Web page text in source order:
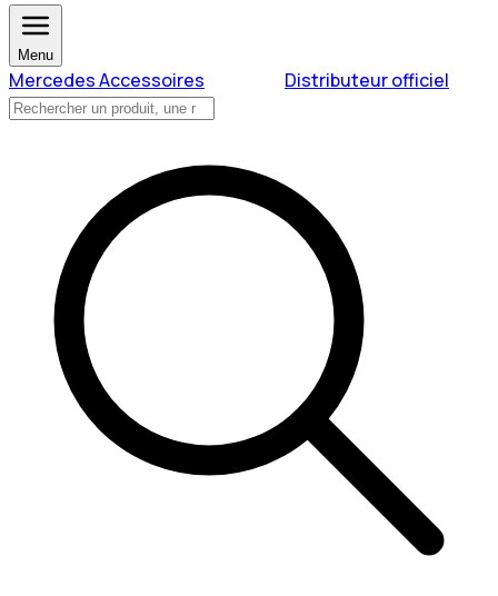
Menu
Mercedes Accessoires Distributeur officiel